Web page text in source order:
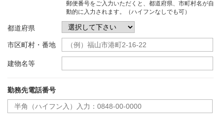
郵便番号をご入力いただくと、都道府県、市町村名が自
動的に入力されます。（ハイフンなしでも可）
都道府県
市区町村・番地
建物名等
勤務先電話番号